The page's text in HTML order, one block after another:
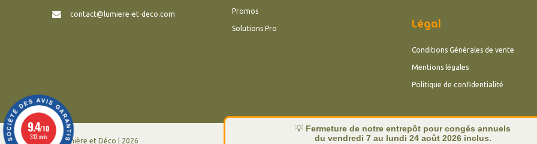
contact@lumiere-et-deco.com Promos
Solutions Pro Légal
Conditions Générales de vente
Mentions légales
Politique de confidentialité
© Lumière et Déco | 2026
💡 Fermeture de notre entrepôt pour congés annuels
du vendredi 7 au lundi 24 août 2026 inclus.
9.4/10
313 avis